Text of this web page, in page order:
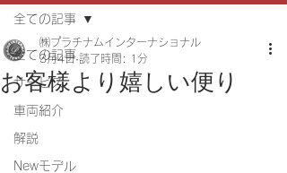
全ての記事
サービス
車両紹介
解説
Newモデル
全ての記事
お客様より嬉しい便り
㈱プラチナムインターナショナル
3月4日 読了時間: 1分